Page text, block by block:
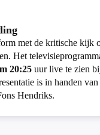
met de kritische kijk
Het
20:25 uur live te zien
is in handen
Hendriks.